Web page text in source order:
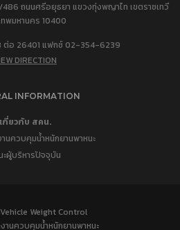
ถนนศรีอยุธยา แขวงทุ่งพญาไท เขตราชเทวี
พมหานคร 10400
อ 26401 แฟกซ์ 02-354-6239
DIRECTION
INFORMATION
เกี่ยวกับ สคน.
นควบคุมน้ำหนักยานพาหนะ
ผู้บริหารปัจจุบัน
Weight Control
านควบคุมน้ำหนักยานพาหนะ